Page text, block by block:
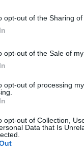
opt-out of the Sharing of
opt-out of the Sale of
opt-out of processing
opt-out of Collection,
Data that Is
a végső
a
a személyzet
a tetőszerkezet
még hátravan,